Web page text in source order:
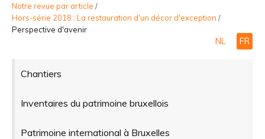
PARTICIPER
Notre revue par article /
Hors-série 2018 : La restauration d'un décor d'exception /
Perspective d'avenir
NL FR
Chantiers
Inventaires du patrimoine bruxellois
Patrimoine international à Bruxelles